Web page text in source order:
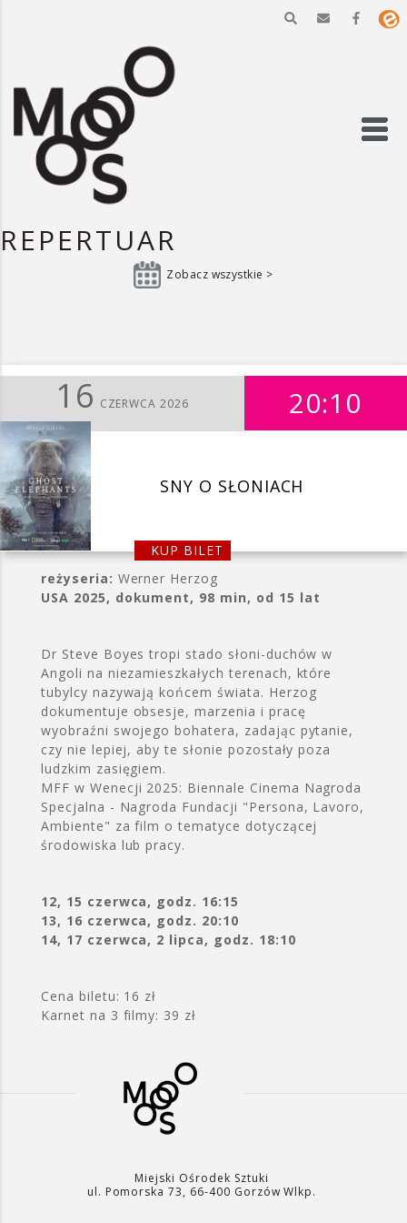
REPERTUAR
Zobacz wszystkie >
16 CZERWCA 2026 20:10
SNY O SŁONIACH
KUP BILET
reżyseria: Werner Herzog
USA 2025, dokument, 98 min, od 15 lat
Dr Steve Boyes tropi stado słoni-duchów w
Angoli na niezamieszkałych terenach, które
tubylcy nazywają końcem świata. Herzog
dokumentuje obsesje, marzenia i pracę
wyobraźni swojego bohatera, zadając pytanie,
czy nie lepiej, aby te słonie pozostały poza
ludzkim zasięgiem.
MFF w Wenecji 2025: Biennale Cinema Nagroda
Specjalna - Nagroda Fundacji "Persona, Lavoro,
Ambiente" za film o tematyce dotyczącej
środowiska lub pracy.
12, 15 czerwca, godz. 16:15
13, 16 czerwca, godz. 20:10
14, 17 czerwca, 2 lipca, godz. 18:10
Cena biletu: 16 zł
Karnet na 3 filmy: 39 zł
Miejski Ośrodek Sztuki
ul. Pomorska 73, 66-400 Gorzów Wlkp.